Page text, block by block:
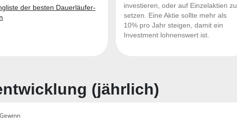
der besten Dauerläufer-
investieren, oder auf Einzelaktien zu
setzen. Eine Aktie sollte mehr als
10% pro Jahr steigen, damit ein
Investment lohnenswert ist.
(jährlich)
Gewinn